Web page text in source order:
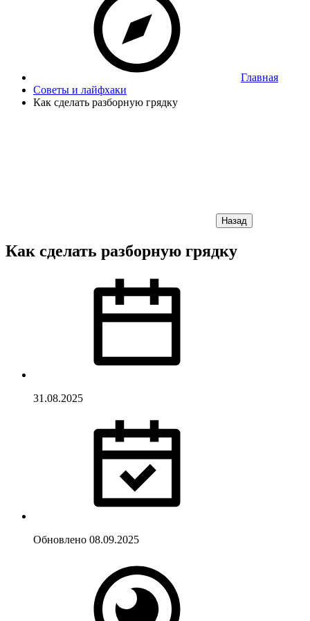
Главная
Советы и лайфхаки
Как сделать разборную грядку
Назад
Как сделать разборную грядку
31.08.2025
Обновлено 08.09.2025